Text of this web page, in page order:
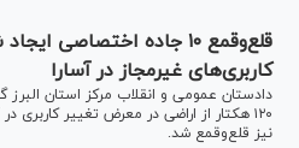
قلع‌وقمع ۱۰ جاده اختصاصی
کاربری‌های غیرمجاز در آسارا
دادستان عمومی و انقلاب مرکز استان البرز
نیز قلع‌وقمع شد.